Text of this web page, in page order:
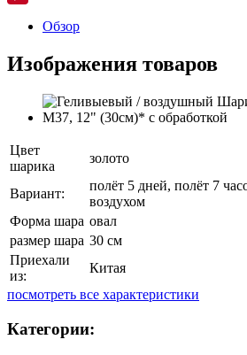
Обзор
Изображения товаров
Цвет
шарика
золото
Вариант:
полёт 5 дней, полёт 7
воздухом
Форма шара овал
размер шара 30 см
Приехали
из:
Китая
посмотреть все характеристики
Категории: